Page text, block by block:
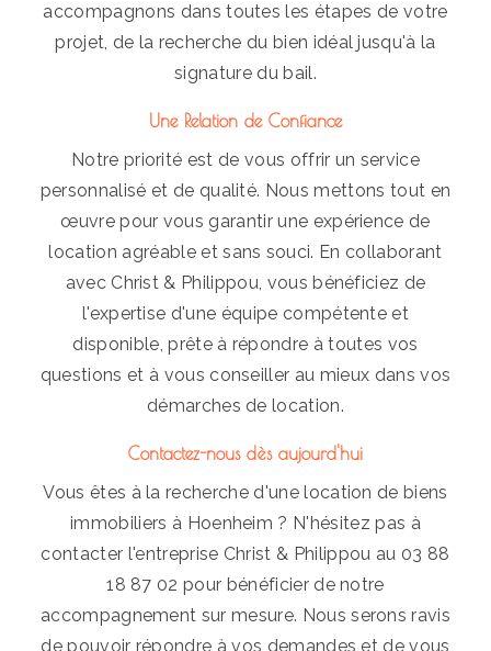
accompagnons dans toutes les étapes de votre
projet, de la recherche du bien idéal jusqu'à la
signature du bail.
Une Relation de Confiance
Notre priorité est de vous offrir un service
personnalisé et de qualité. Nous mettons tout en
œuvre pour vous garantir une expérience de
location agréable et sans souci. En collaborant
avec Christ & Philippou, vous bénéficiez de
l'expertise d'une équipe compétente et
disponible, prête à répondre à toutes vos
questions et à vous conseiller au mieux dans vos
démarches de location.
Contactez-nous dès aujourd'hui
Vous êtes à la recherche d'une location de biens
immobiliers à Hoenheim ? N'hésitez pas à
contacter l'entreprise Christ & Philippou au 03 88
18 87 02 pour bénéficier de notre
accompagnement sur mesure. Nous serons ravis
de pouvoir répondre à vos demandes et de vous